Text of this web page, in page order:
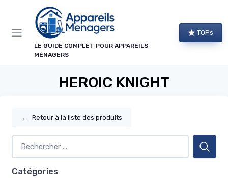
LE GUIDE COMPLET POUR APPAREILS
MÉNAGERS
TOPs
HEROIC KNIGHT
← Retour à la liste des produits
Catégories
Panneau de gestion des cookies